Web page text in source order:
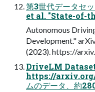
第3世代データセ
et al. "State-of-
Autonomous
Development."
(2023). https://
DriveLM
https://arxiv.org/
ムのデータ、約